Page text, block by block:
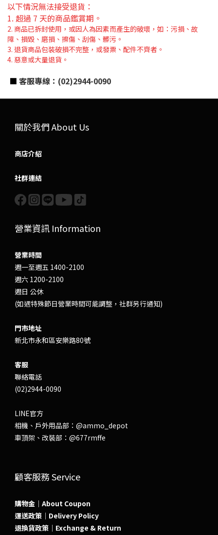
以下情況無法接受退貨：
1. 超過 7 天的商品鑑賞期。
2. 商品已拆封使用，或因人為因素而產生的破壞，如：污損、故
障、損毀、磨損、擦傷、刮傷、髒污。
3. 退貨商品包裝破損不完整，或發票、配件不齊者。
4. 惡意或大量退貨。
■ 客服專線：(02)2944-0090
關於我們 About Us
商店介紹
社群連結
營業資訊 Information
營業時間
週一至週五 1400-2100
週六 1200-2100
週日 公休
(如遇特殊節日營業時間可能調整，社群另行通知)
門市地址
新北市永和區安樂路80號
客服
聯絡電話
(02)2944-0090
LINE官方
相機、戶外用品部： @ammo_depot
車頂架、改裝部： @677rmffe
顧客服務 Service
購物金｜About Coupon
運送政策｜Delivery Policy
退換貨政策｜Exchange & Return